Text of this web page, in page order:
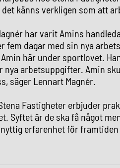
det känns verkligen som att
har varit Amins
fem dagar med sin nya
här under sportlovet.
nya arbetsuppgifter. Amin
säger Lennart Magnér.
Fastigheter erbjuder
Syftet är de ska få något
erfarenhet för